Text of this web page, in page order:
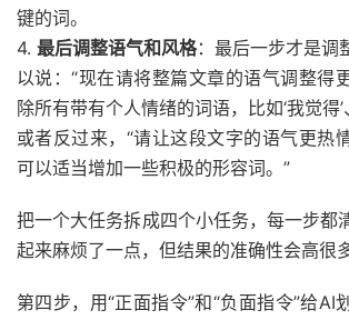
键的词。
4. 最后调整语气和风格：最后一步才是调
以说：“现在请将整篇文章的语气调整得
除所有带有个人情绪的词语，比如‘我觉得’
或者反过来，“请让这段文字的语气更热
可以适当增加一些积极的形容词。”
把一个大任务拆成四个小任务，每一步都
起来麻烦了一点，但结果的准确性会高很多
第四步，用“正面指令”和“负面指令”给AI